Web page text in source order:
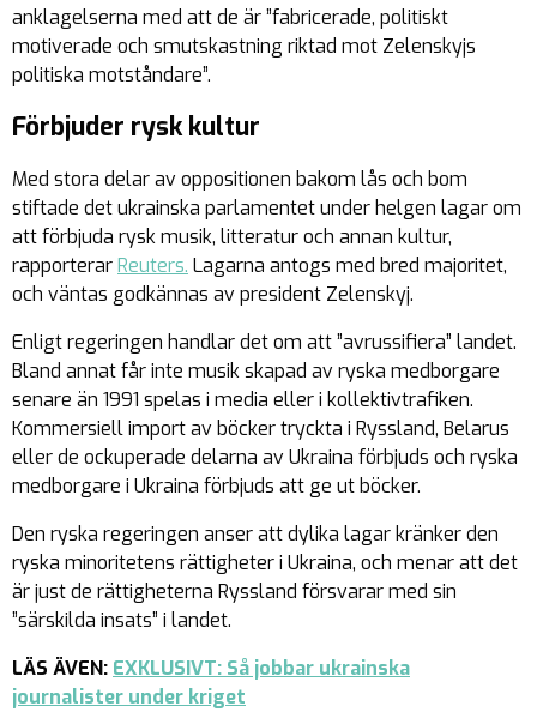
anklagelserna med att de är ”fabricerade, politiskt
motiverade och smutskastning riktad mot Zelenskyjs
politiska motståndare”.
Förbjuder rysk kultur
Med stora delar av oppositionen bakom lås och bom
stiftade det ukrainska parlamentet under helgen lagar om
att förbjuda rysk musik, litteratur och annan kultur,
rapporterarReuters. Lagarna antogs med bred majoritet,
och väntas godkännas av president Zelenskyj.
Enligt regeringen handlar det om att ”avrussifiera” landet.
Bland annat får inte musik skapad av ryska medborgare
senare än 1991 spelas i media eller i kollektivtrafiken.
Kommersiell import av böcker tryckta i Ryssland, Belarus
eller de ockuperade delarna av Ukraina förbjuds och ryska
medborgare i Ukraina förbjuds att ge ut böcker.
Den ryska regeringen anser att dylika lagar kränker den
ryska minoritetens rättigheter i Ukraina, och menar att det
är just de rättigheterna Ryssland försvarar med sin
”särskilda insats” i landet.
LÄS ÄVEN: EXKLUSIVT: Så jobbar ukrainska
journalister under kriget